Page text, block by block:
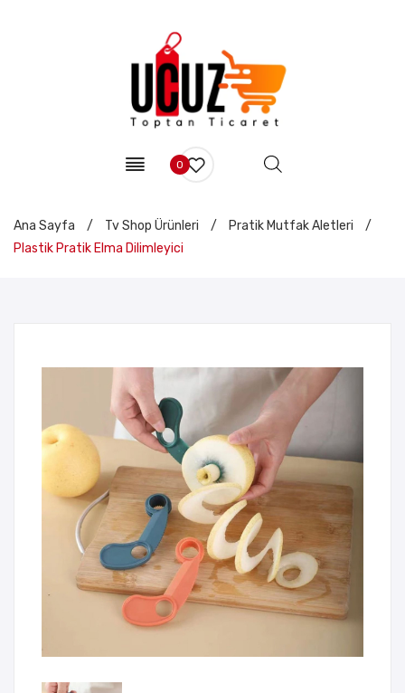
0
Ana Sayfa / Tv Shop Ürünleri / Pratik Mutfak Aletleri
/
Plastik Pratik Elma Dilimleyici